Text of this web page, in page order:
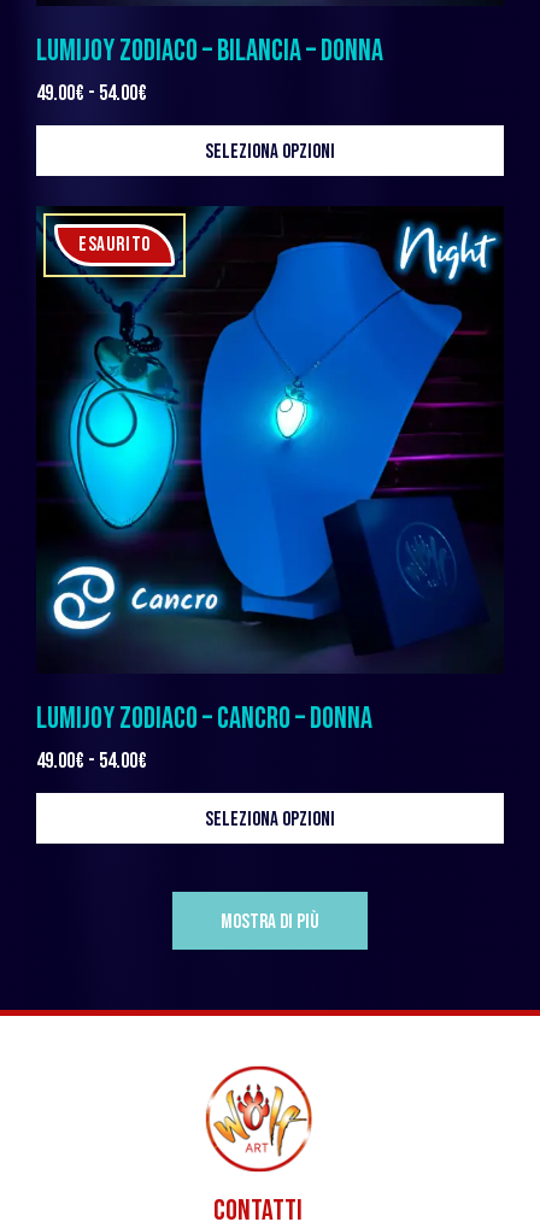
LUMIJOY ZODIACO – BILANCIA – DONNA
49.00€ - 54.00€
SELEZIONA OPZIONI
ESAURITO
LUMIJOY ZODIACO – CANCRO – DONNA
49.00€ - 54.00€
SELEZIONA OPZIONI
MOSTRA DI PIÙ
CONTATTI